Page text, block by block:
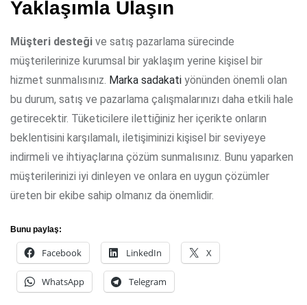
Yaklaşımla Ulaşın
Müşteri desteği ve satış pazarlama sürecinde
müşterilerinize kurumsal bir yaklaşım yerine kişisel bir
hizmet sunmalısınız. Marka sadakati yönünden önemli olan
bu durum, satış ve pazarlama çalışmalarınızı daha etkili hale
getirecektir. Tüketicilere ilettiğiniz her içerikte onların
beklentisini karşılamalı, iletişiminizi kişisel bir seviyeye
indirmeli ve ihtiyaçlarına çözüm sunmalısınız. Bunu yaparken
müşterilerinizi iyi dinleyen ve onlara en uygun çözümler
üreten bir ekibe sahip olmanız da önemlidir.
Bunu paylaş:
Facebook LinkedIn X
WhatsApp Telegram